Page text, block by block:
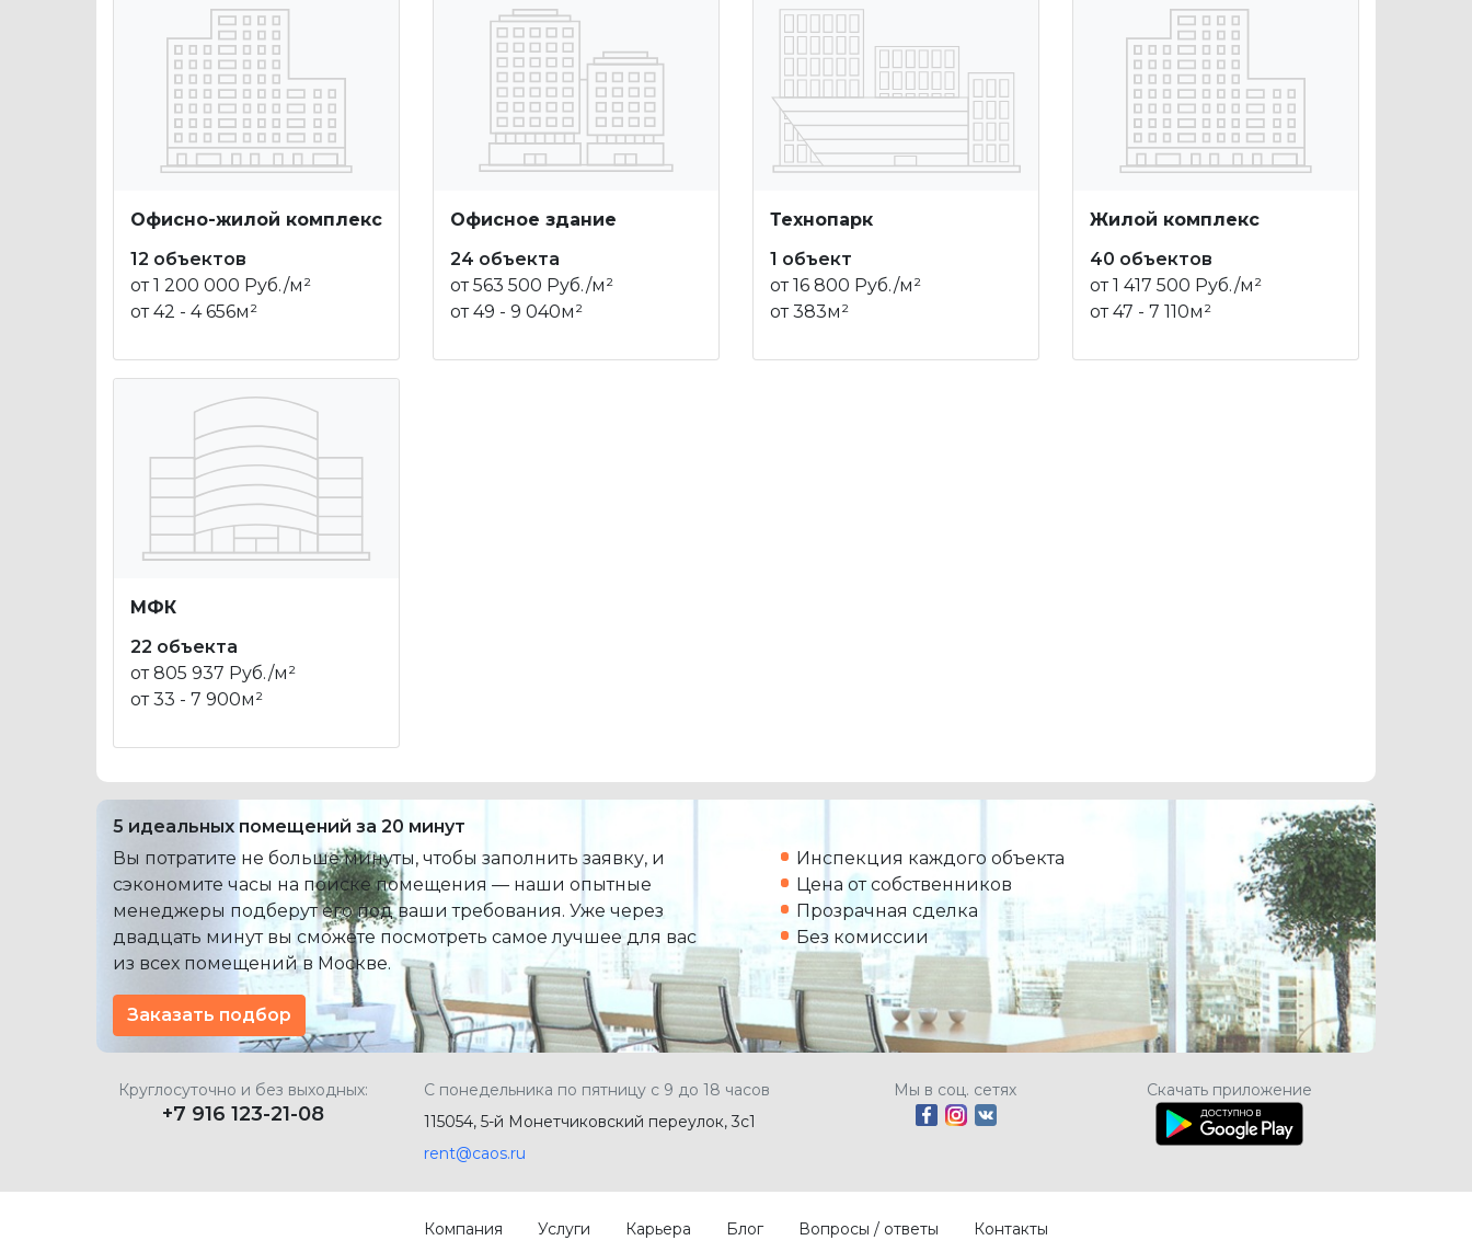
Офисно-жилой комплекс
12 объектов
от 1 200 000 Руб./м²
от 42 - 4 656м²
Офисное здание
24 объекта
от 563 500 Руб./м²
от 49 - 9 040м²
Технопарк
1 объект
от 16 800 Руб./м²
от 383м²
Жилой комплекс
40 объектов
от 1 417 500 Руб./м²
от 47 - 7 110м²
МФК
22 объекта
от 805 937 Руб./м²
от 33 - 7 900м²
5 идеальных помещений за 20 минут
Вы потратите не больше минуты, чтобы заполнить заявку, и
сэкономите часы на поиске помещения — наши опытные
менеджеры подберут его под ваши требования. Уже через
двадцать минут вы сможете посмотреть самое лучшее для вас
из всех помещений в Москве.
Инспекция каждого объекта
Цена от собственников
Прозрачная сделка
Без комиссии
Заказать подбор
Круглосуточно и без выходных:
+7 916 123-21-08
С понедельника по пятницу с 9 до 18 часов
115054, 5-й Монетчиковский переулок, 3с1
rent@caos.ru
Мы в соц. сетях Скачать приложение
Компания Услуги Карьера Блог Вопросы / ответы Контакты